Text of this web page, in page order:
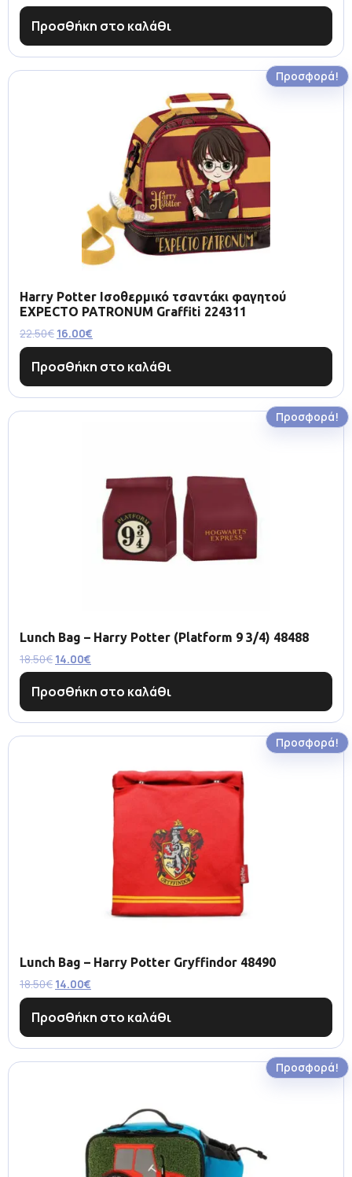
Προσθήκη στο καλάθι
Προσφορά!
Harry Potter Ισοθερμικό τσαντάκι φαγητού
EXPECTO PATRONUM Graffiti 224311
22.50€ 16.00€
Προσθήκη στο καλάθι
Προσφορά!
Lunch Bag – Harry Potter (Platform 9 3/4) 48488
18.50€ 14.00€
Προσθήκη στο καλάθι
Προσφορά!
Lunch Bag – Harry Potter Gryffindor 48490
18.50€ 14.00€
Προσθήκη στο καλάθι
Προσφορά!